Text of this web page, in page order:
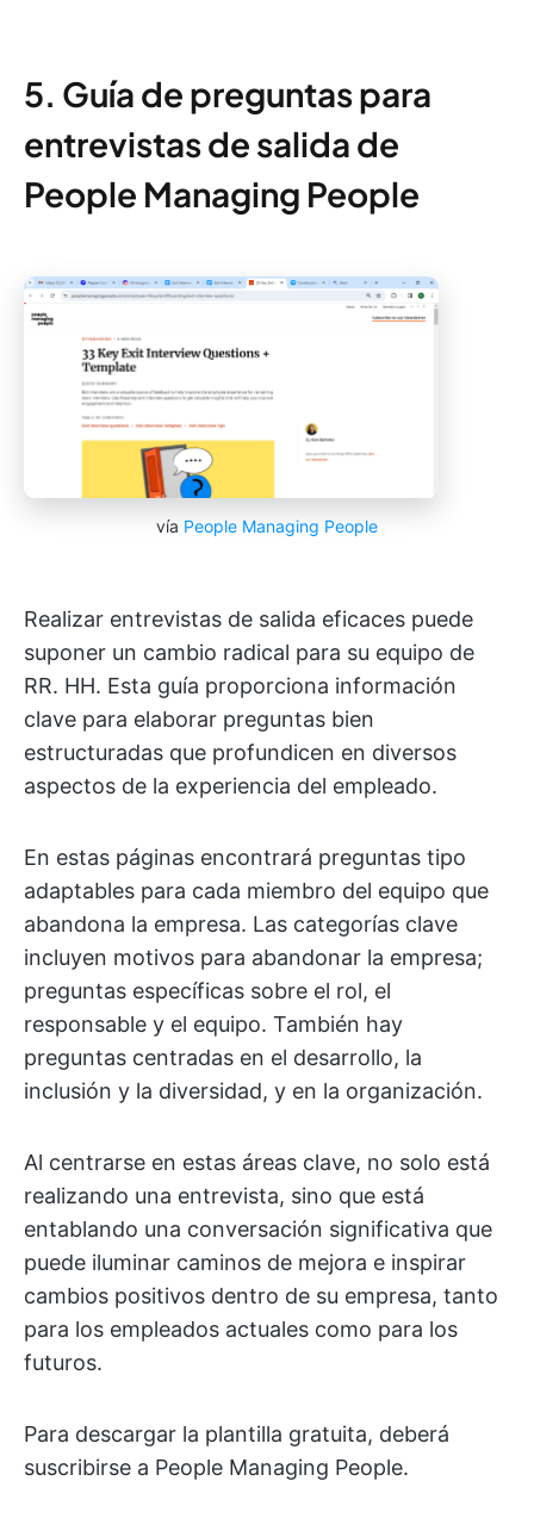
5. Guía de preguntas para
entrevistas de salida de
People Managing People
vía People Managing People
Realizar entrevistas de salida eficaces puede
suponer un cambio radical para su equipo de
RR. HH. Esta guía proporciona información
clave para elaborar preguntas bien
estructuradas que profundicen en diversos
aspectos de la experiencia del empleado.
En estas páginas encontrará preguntas tipo
adaptables para cada miembro del equipo que
abandona la empresa. Las categorías clave
incluyen motivos para abandonar la empresa;
preguntas específicas sobre el rol, el
responsable y el equipo. También hay
preguntas centradas en el desarrollo, la
inclusión y la diversidad, y en la organización.
Al centrarse en estas áreas clave, no solo está
realizando una entrevista, sino que está
entablando una conversación significativa que
puede iluminar caminos de mejora e inspirar
cambios positivos dentro de su empresa, tanto
para los empleados actuales como para los
futuros.
Para descargar la plantilla gratuita, deberá
suscribirse a People Managing People.